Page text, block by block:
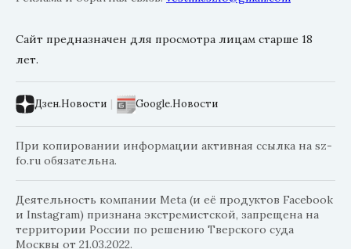
Сайт предназначен для просмотра лицам старше 18
лет.
Дзен.Новости | Google.Новости
При копировании информации активная ссылка на sz-
fo.ru обязательна.
Деятельность компании Meta (и её продуктов Facebook
и Instagram) признана экстремистской, запрещена на
территории России по решению Тверского суда
Москвы от 21.03.2022.